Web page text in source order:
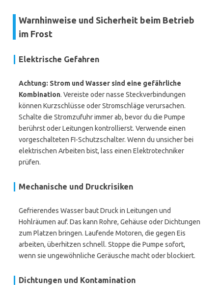
Warnhinweise und Sicherheit beim Betrieb
im Frost
Elektrische Gefahren
Achtung: Strom und Wasser sind eine gefährliche
Kombination. Vereiste oder nasse Steckverbindungen
können Kurzschlüsse oder Stromschläge verursachen.
Schalte die Stromzufuhr immer ab, bevor du die Pumpe
berührst oder Leitungen kontrollierst. Verwende einen
vorgeschalteten FI-Schutzschalter. Wenn du unsicher bei
elektrischen Arbeiten bist, lass einen Elektrotechniker
prüfen.
Mechanische und Druckrisiken
Gefrierendes Wasser baut Druck in Leitungen und
Hohlräumen auf. Das kann Rohre, Gehäuse oder Dichtungen
zum Platzen bringen. Laufende Motoren, die gegen Eis
arbeiten, überhitzen schnell. Stoppe die Pumpe sofort,
wenn sie ungewöhnliche Geräusche macht oder blockiert.
Dichtungen und Kontamination